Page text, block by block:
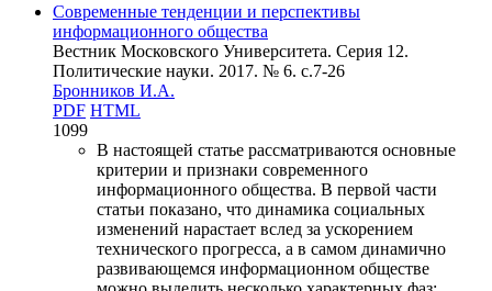
Современные тенденции и перспективы
информационного общества
Вестник Московского Университета. Серия 12.
Политические науки. 2017. № 6. c.7-26
Бронников И.А.
PDF HTML
1099
В настоящей статье рассматриваются основные
критерии и признаки современного
информационного общества. В первой части
статьи показано, что динамика социальных
изменений нарастает вслед за ускорением
технического прогресса, а в самом динамично
развивающемся информационном обществе